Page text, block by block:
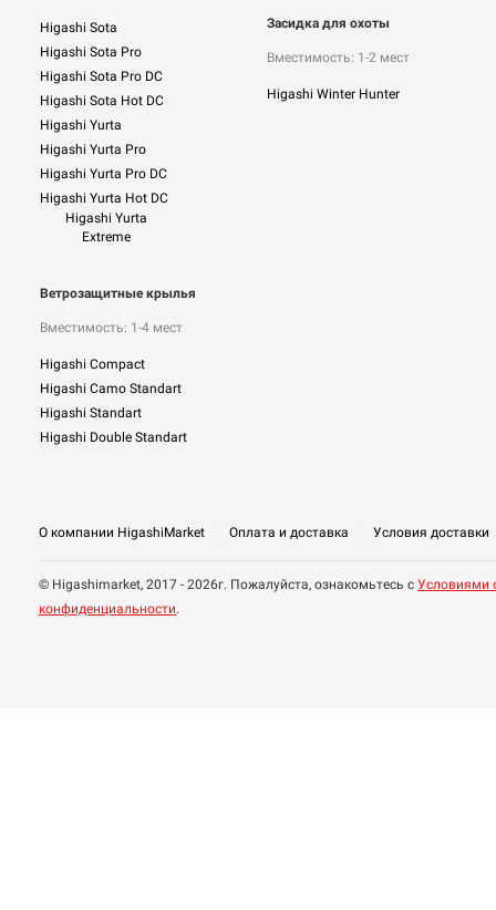
Higashi Sota
Higashi Sota Pro
Higashi Sota Pro DC
Higashi Sota Hot DC
Higashi Yurta
Higashi Yurta Pro
Higashi Yurta Pro DC
Higashi Yurta Hot DC
Higashi Yurta
Extreme
Ветрозащитные крылья
Вместимость: 1-4 мест
Higashi Compact
Higashi Camo Standart
Higashi Standart
Higashi Double Standart
Засидка для охоты
Вместимость: 1-2 мест
Higashi Winter Hunter
О компании HigashiMarket Оплата и доставка Условия доставки
© Higashimarket, 2017 - 2026г. Пожалуйста, ознакомьтесь с Условиями
конфиденциальности.